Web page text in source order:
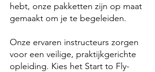
hebt, onze pakketten zijn op maat
gemaakt om je te begeleiden.
Onze ervaren instructeurs zorgen
voor een veilige, praktijkgerichte
opleiding. Kies het Start to Fly-